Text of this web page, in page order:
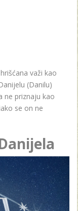
važi kao
(Danilu)
ne priznaju kao
se on ne